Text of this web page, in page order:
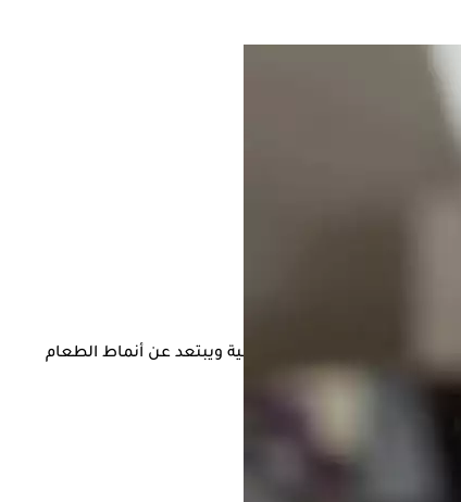
الشخص في الأطعمة الشهية ويبتعد عن أنماط الطعام